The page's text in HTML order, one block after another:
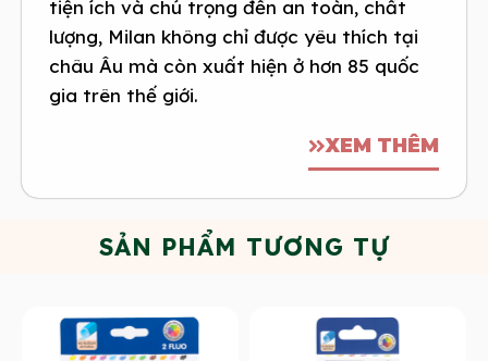
tiện ích và chú trọng đến an toàn, chất
lượng, Milan không chỉ được yêu thích tại
châu Âu mà còn xuất hiện ở hơn 85 quốc
gia trên thế giới.
XEM THÊM
SẢN PHẨM TƯƠNG TỰ